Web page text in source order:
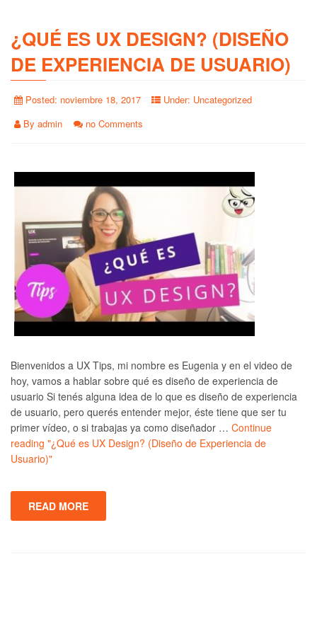
¿QUÉ ES UX DESIGN? (DISEÑO
DE EXPERIENCIA DE USUARIO)
Posted: noviembre 18, 2017 Under: Uncategorized
By admin no Comments
Bienvenidos a UX Tips, mi nombre es Eugenia y en el video de
hoy, vamos a hablar sobre qué es diseño de experiencia de
usuario Si tenés alguna idea de lo que es diseño de experiencia
de usuario, pero querés entender mejor, éste tiene que ser tu
primer vídeo, o si trabajas ya como diseñador … Continue
reading "¿Qué es UX Design? (Diseño de Experiencia de
Usuario)"
READ MORE